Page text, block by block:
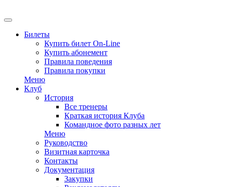
Билеты
Купить билет On-Line
Купить абонемент
Правила поведения
Правила покупки
Меню
Клуб
История
Все тренеры
Краткая история Клуба
Командное фото разных лет
Меню
Руководство
Визитная карточка
Контакты
Документация
Закупки